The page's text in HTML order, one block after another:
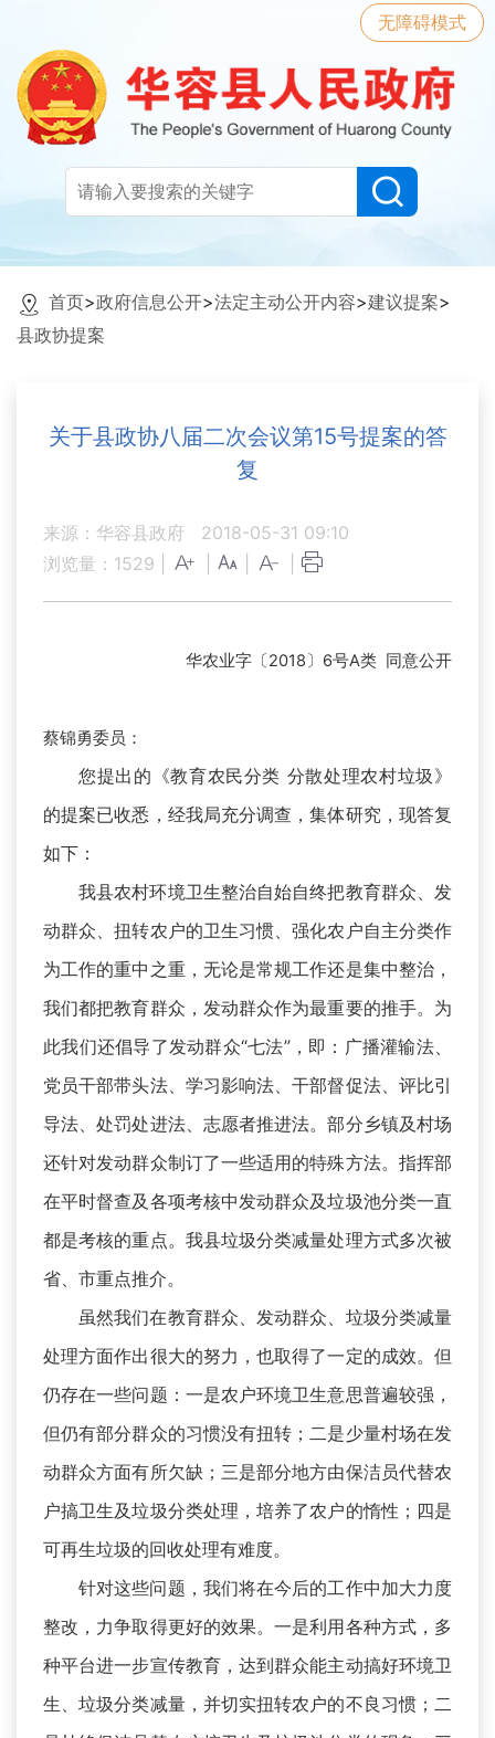
无障碍模式
首页>政府信息公开>法定主动公开内容>建议提案>
县政协提案
关于县政协八届二次会议第15号提案的答
复
来源：华容县政府
2018-05-31 09:10
浏览量： 1529
华农业字〔2018〕6号A类 同意公开
蔡锦勇委员：
您提出的《教育农民分类 分散处理农村垃圾》
的提案已收悉，经我局充分调查，集体研究，现答复
如下：
我县农村环境卫生整治自始自终把教育群众、发
动群众、扭转农户的卫生习惯、强化农户自主分类作
为工作的重中之重，无论是常规工作还是集中整治，
我们都把教育群众，发动群众作为最重要的推手。为
此我们还倡导了发动群众“七法”，即：广播灌输法、
党员干部带头法、学习影响法、干部督促法、评比引
导法、处罚处进法、志愿者推进法。部分乡镇及村场
还针对发动群众制订了一些适用的特殊方法。指挥部
在平时督查及各项考核中发动群众及垃圾池分类一直
都是考核的重点。我县垃圾分类减量处理方式多次被
省、市重点推介。
虽然我们在教育群众、发动群众、垃圾分类减量
处理方面作出很大的努力，也取得了一定的成效。但
仍存在一些问题：一是农户环境卫生意思普遍较强，
但仍有部分群众的习惯没有扭转；二是少量村场在发
动群众方面有所欠缺；三是部分地方由保洁员代替农
户搞卫生及垃圾分类处理，培养了农户的惰性；四是
可再生垃圾的回收处理有难度。
针对这些问题，我们将在今后的工作中加大力度
整改，力争取得更好的效果。一是利用各种方式，多
种平台进一步宣传教育，达到群众能主动搞好环境卫
生、垃圾分类减量，并切实扭转农户的不良习惯；二